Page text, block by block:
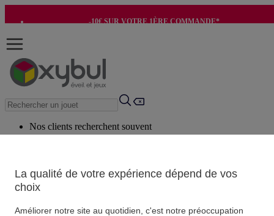
-10€ SUR VOTRE 1ÈRE COMMANDE*
Nos clients recherchent souvent
Conseils suggérés
Produits suggérés
La qualité de votre expérience dépend de vos
choix
Améliorer notre site au quotidien, c'est notre préoccupation